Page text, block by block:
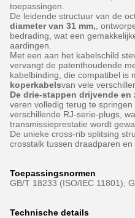
toepassingen.
De leidende structuur van de
diameter van 31 mm, ,
bedrading, wat een
aardingen.
Met een aan het kabelschild
vervangt de patenthoudende
kabelbinding, die compatibel is
koperkabelsvan vele
De drie-stappen drijvende en
veren volledig terug te
verschillende RJ-serie-plugs,
transmissieprestatie wordt
De unieke cross-rib splitsing
crosstalk tussen draadparen
Toepassingsnormen
GB/T 18233 (ISO/IEC 11801);
Technische details